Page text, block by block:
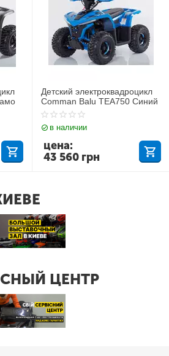
Детский электроквадроцикл
Comman Balu TEA750 Синий
в наличии
43 560 грн
цена:
ЦЕНТР